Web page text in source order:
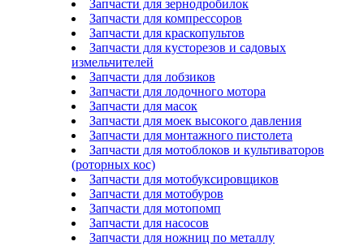
Запчасти для зернодробилок
Запчасти для компрессоров
Запчасти для краскопультов
Запчасти для кусторезов и садовых
измельчителей
Запчасти для лобзиков
Запчасти для лодочного мотора
Запчасти для масок
Запчасти для моек высокого давления
Запчасти для монтажного пистолета
Запчасти для мотоблоков и культиваторов
(роторных кос)
Запчасти для мотобуксировщиков
Запчасти для мотобуров
Запчасти для мотопомп
Запчасти для насосов
Запчасти для ножниц по металлу